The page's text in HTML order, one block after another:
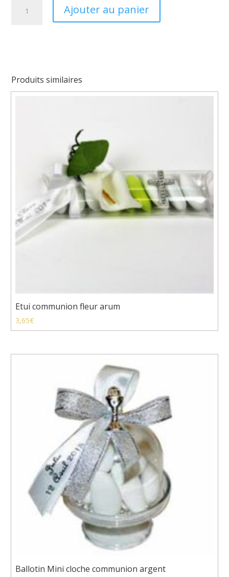
Ajouter au panier
Produits similaires
Etui communion fleur arum
3,65€
Ballotin Mini cloche communion argent